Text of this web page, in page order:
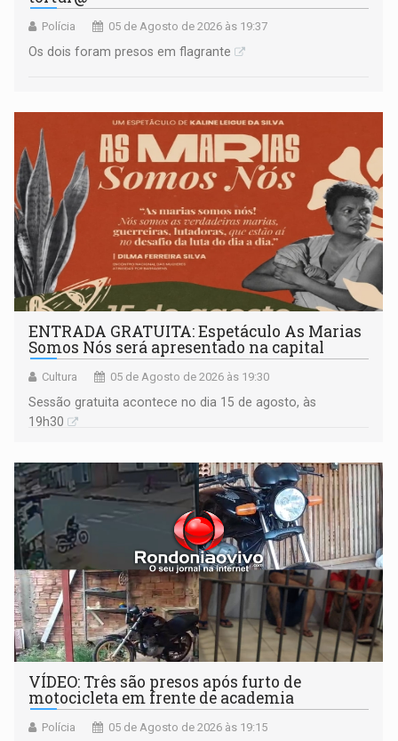
Polícia 05 de Agosto de 2026 às 19:37
Os dois foram presos em flagrante
ENTRADA GRATUITA: Espetáculo As Marias
Somos Nós será apresentado na capital
Cultura 05 de Agosto de 2026 às 19:30
Sessão gratuita acontece no dia 15 de agosto, às
19h30
VÍDEO: Três são presos após furto de
motocicleta em frente de academia
Polícia 05 de Agosto de 2026 às 19:15